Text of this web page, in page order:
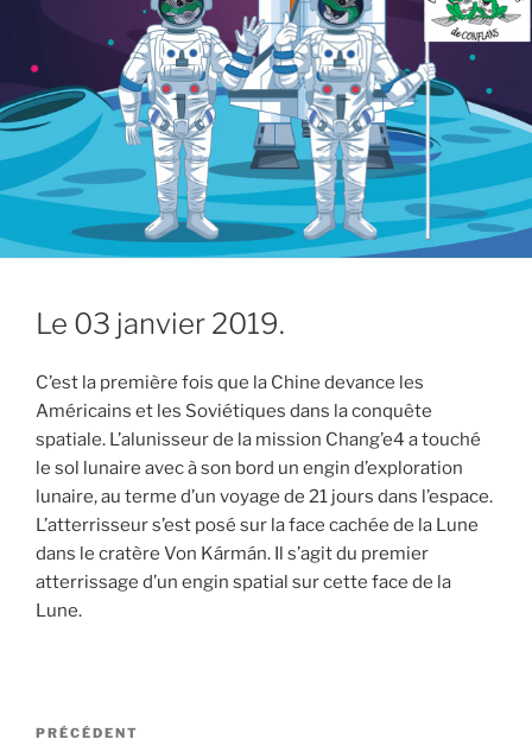
Le 03 janvier 2019.
C’est la première fois que la Chine devance les
Américains et les Soviétiques dans la conquête
spatiale. L’alunisseur de la mission Chang’e4 a touché
le sol lunaire avec à son bord un engin d’exploration
lunaire, au terme d’un voyage de 21 jours dans l’espace.
L’atterrisseur s’est posé sur la face cachée de la Lune
dans le cratère Von Kármán. Il s’agit du premier
atterrissage d’un engin spatial sur cette face de la
Lune.
Navigation
Article
PRÉCÉDENT